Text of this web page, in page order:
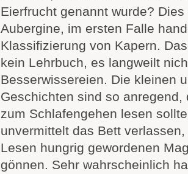
Eierfrucht genannt wurde?
Aubergine, im ersten Falle
Klassifizierung von Kapern.
kein Lehrbuch, es langweilt
Besserwissereien. Die kleinen
Geschichten sind so
zum Schlafengehen lesen
unvermittelt das Bett
Lesen hungrig gewordenen
gönnen. Sehr wahrscheinlich